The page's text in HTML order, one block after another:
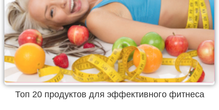
Топ 20 продуктов для эффективного фитнеса